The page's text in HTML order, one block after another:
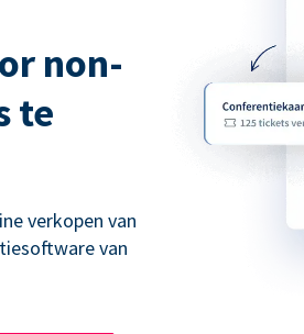
non-
te
verkopen van
van